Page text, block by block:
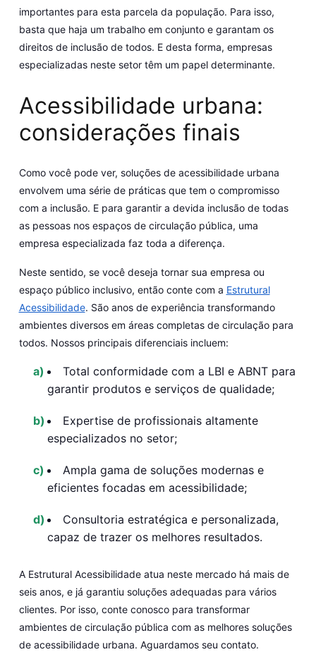
importantes para esta parcela da população. Para isso,
basta que haja um trabalho em conjunto e garantam os
direitos de inclusão de todos. E desta forma, empresas
especializadas neste setor têm um papel determinante.
Acessibilidade urbana:
considerações finais
Como você pode ver, soluções de acessibilidade urbana
envolvem uma série de práticas que tem o compromisso
com a inclusão. E para garantir a devida inclusão de todas
as pessoas nos espaços de circulação pública, uma
empresa especializada faz toda a diferença.
Neste sentido, se você deseja tornar sua empresa ou
espaço público inclusivo, então conte com a Estrutural
Acessibilidade. São anos de experiência transformando
ambientes diversos em áreas completas de circulação para
todos. Nossos principais diferenciais incluem:
Total conformidade com a LBI e ABNT para
garantir produtos e serviços de qualidade;
Expertise de profissionais altamente
especializados no setor;
Ampla gama de soluções modernas e
eficientes focadas em acessibilidade;
Consultoria estratégica e personalizada,
capaz de trazer os melhores resultados.
A Estrutural Acessibilidadeatua neste mercado há mais de
seis anos, e já garantiu soluções adequadas para vários
clientes. Por isso, conte conosco para transformar
ambientes de circulação pública com as melhores soluções
de acessibilidade urbana. Aguardamos seu contato.